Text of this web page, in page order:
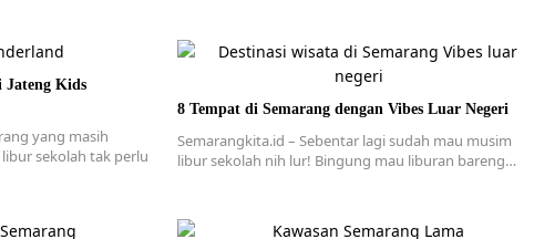
Jateng Kids
yang masih
sekolah tak perlu
8 Tempat di Semarang dengan Vibes Luar Negeri
Semarangkita.id – Sebentar lagi sudah mau musim
libur sekolah nih lur! Bingung mau liburan bareng…